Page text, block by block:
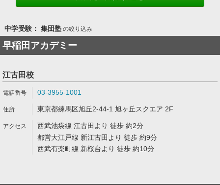
中学受験： 集団塾の絞り込み
早稲田アカデミー
江古田校
03-3955-1001
東京都練馬区旭丘2-44-1 旭ヶ丘スクエア 2F
西武池袋線 江古田より 徒歩 約2分
都営大江戸線 新江古田より 徒歩 約9分
西武有楽町線 新桜台より 徒歩 約10分